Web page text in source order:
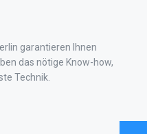
garantieren Ihnen
das nötige Know-how,
Technik.